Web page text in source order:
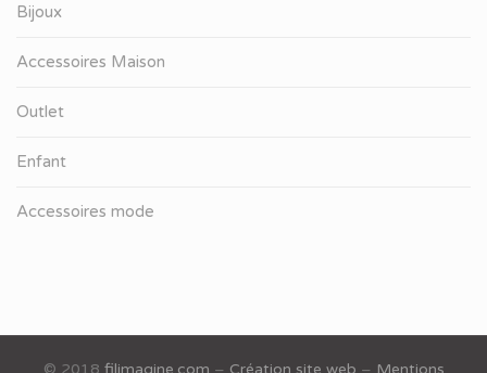
Bijoux
Accessoires Maison
Outlet
Enfant
Accessoires mode
© 2018 filimagine.com – Création site web – Mentions